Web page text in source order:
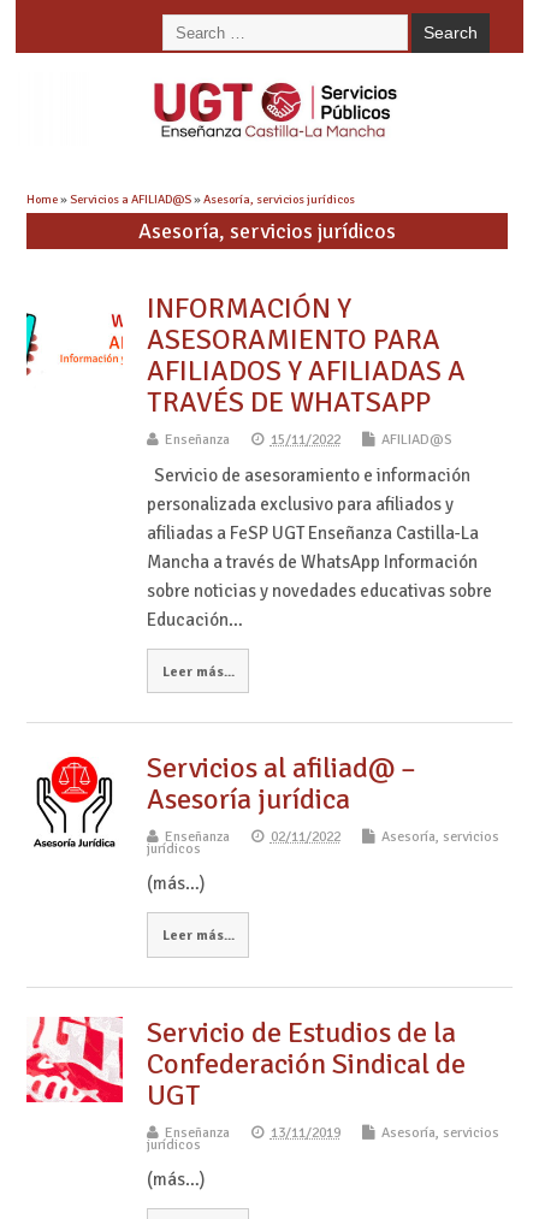
Home»Servicios a AFILIAD@S»Asesoría, servicios jurídicos
Asesoría, servicios jurídicos
INFORMACIÓN Y
ASESORAMIENTO PARA
AFILIADOS Y AFILIADAS A
TRAVÉS DE WHATSAPP
Enseñanza 15/11/2022 AFILIAD@S
Servicio de asesoramiento e información
personalizada exclusivo para afiliados y
afiliadas a FeSP UGT Enseñanza Castilla-La
Mancha a través de WhatsApp Información
sobre noticias y novedades educativas sobre
Educación…
Leer más...
Servicios al afiliad@ –
Asesoría jurídica
Enseñanza 02/11/2022 Asesoría, servicios
jurídicos
(más…)
Leer más...
Servicio de Estudios de la
Confederación Sindical de
UGT
Enseñanza 13/11/2019 Asesoría, servicios
jurídicos
(más…)